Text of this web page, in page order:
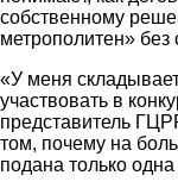
собственному
метрополитен» без
«У меня
участвовать в
представитель
том, почему на
подана только одна